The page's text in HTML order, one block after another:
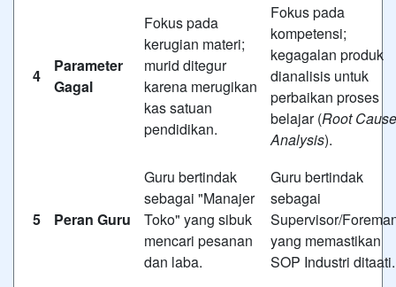
4
Parameter
Gagal
Fokus pada
kerugian materi;
murid ditegur
karena merugikan
kas satuan
pendidikan.
Fokus pada
kompetensi;
kegagalan produk
dianalisis untuk
perbaikan proses
belajar (Root Cause
Analysis).
5 Peran Guru
Guru bertindak
sebagai "Manajer
Toko" yang sibuk
mencari pesanan
dan laba.
Guru bertindak
sebagai
Supervisor/
yang memastikan
SOP Industri ditaati.